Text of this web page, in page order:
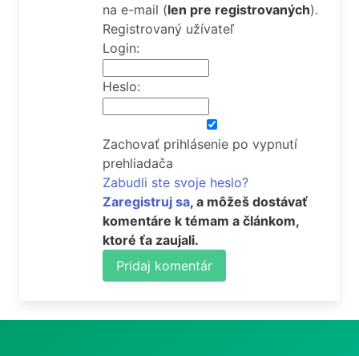
na e-mail (len pre registrovaných).
Registrovaný užívateľ
Login:
Heslo:
Zachovať prihlásenie po vypnutí
prehliadača
Zabudli ste svoje heslo?
Zaregistruj sa, a môžeš dostávať
komentáre k témam a článkom,
ktoré ťa zaujali.
Pridaj komentár